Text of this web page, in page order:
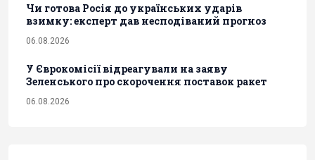
Чи готова Росія до українських ударів
взимку: експерт дав несподіваний прогноз
06.08.2026
У Єврокомісії відреагували на заяву
Зеленського про скорочення поставок ракет
06.08.2026